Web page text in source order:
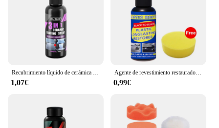
Recubrimiento líquido de cerámica para coche, Nano Cristal, capa hidrofóbica, agente de recubrimiento de pintura de pulido, revestimiento de Nanos
1,07€
Agente de revestimiento restaurador de plástico para coche, reparación Exterior de goma de plástico automático, agente de restauración de actualización limpia, sello brillante Negro
0,99€